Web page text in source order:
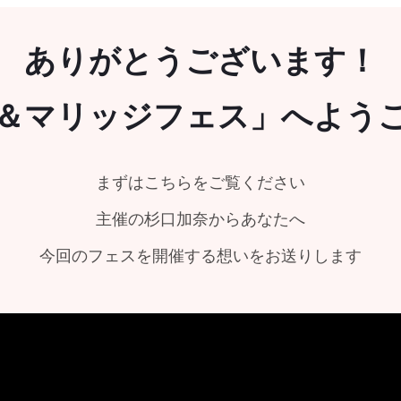
ありがとうございます！
マリッジフェス」へよう
まずはこちらをご覧ください
主催の杉口加奈からあなたへ
今回のフェスを開催する想いをお送りします